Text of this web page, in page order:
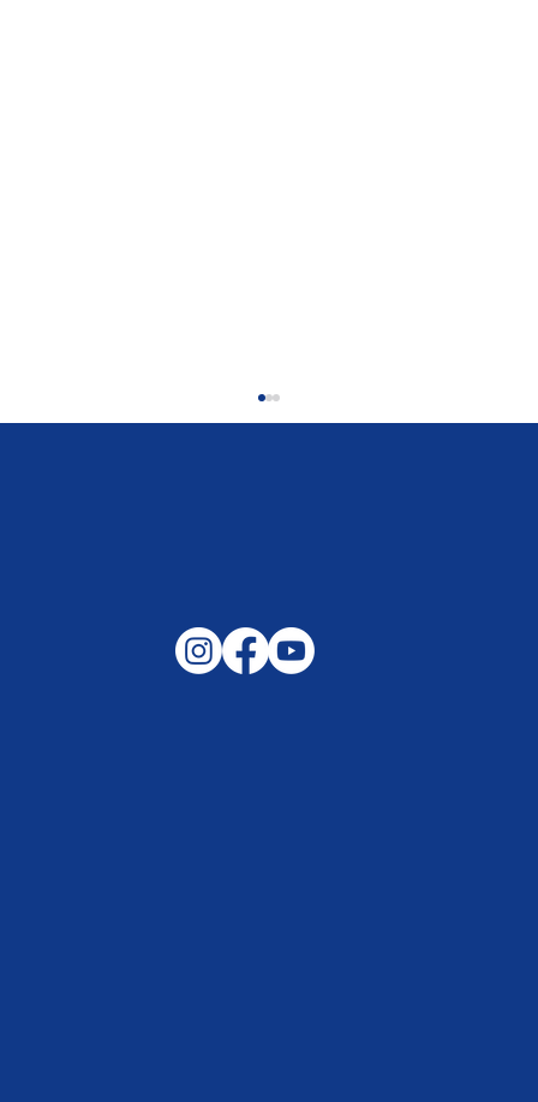
Gemeinsam auf außergewöhnliche